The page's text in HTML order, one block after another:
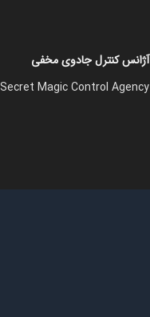
آژانس کنترل جادوی مخفی
Secret Magic Control Agency